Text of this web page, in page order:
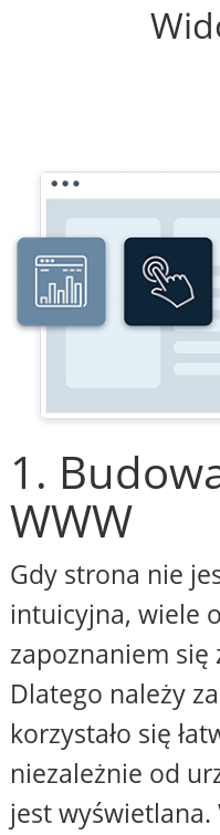
1.
WWW
Gdy strona nie
intuicyjna, wiele
zapoznaniem się
Dlatego należy
korzystało się
niezależnie od
jest wyświetlana.